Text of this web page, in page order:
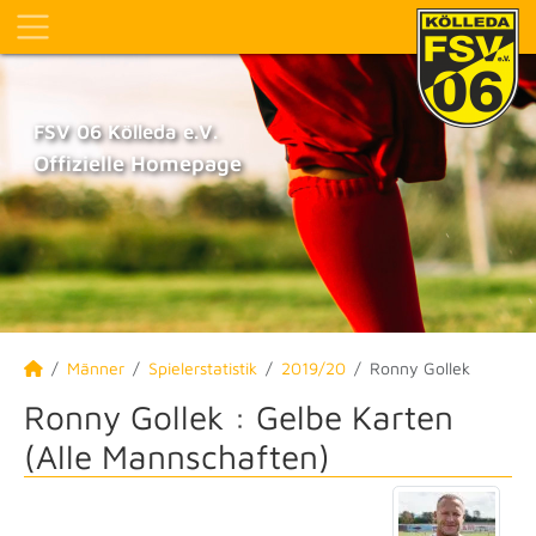
FSV 06 Kölleda e.V.
Offizielle Homepage
Männer Spielerstatistik 2019/20 Ronny Gollek
Ronny Gollek : Gelbe Karten
(Alle Mannschaften)